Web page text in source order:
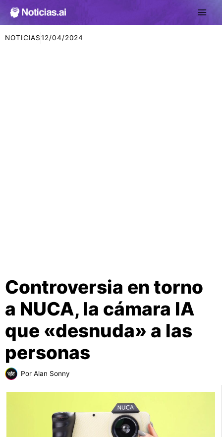
NOTICIAS 12/04/2024
Controversia en torno
a NUCA, la cámara IA
que «desnuda» a las
personas
Por Alan Sonny